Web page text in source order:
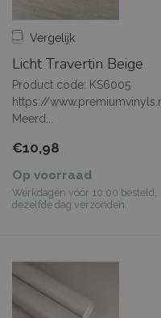
Vergelijk
Licht Travertin Beige
Product code: KS6005
https://
Meerd...
€10,98
Op voorraad
Werkdagen vóór 10:00 besteld,
dezelfde dag verzonden.